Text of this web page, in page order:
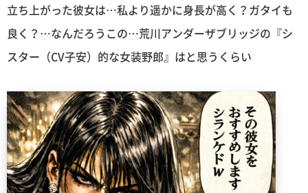
立ち上がった彼女は…私より遥かに身長が高く？ガタイも
良く？…なんだろうこの…荒川アンダーザブリッジの『シ
スター（CV子安）的な女装野郎』はと思うくらい